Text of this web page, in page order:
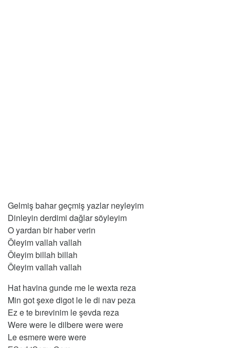
Gelmiş bahar geçmiş yazlar neyleyim
Dinleyin derdimi dağlar söyleyim
O yardan bir haber verin
Öleyim vallah vallah
Öleyim billah billah
Öleyim vallah vallah
Hat havina gunde me le wexta reza
Min got şexe digot le le di nav peza
Ez e te bırevinim le şevda reza
Were were le dilbere were were
Le esmere were were